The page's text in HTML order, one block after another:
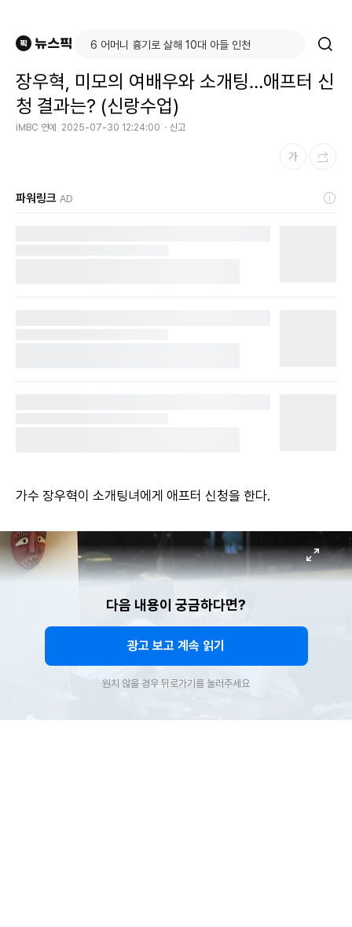
장우혁, 미모의 여배우와 소개팅…애프터 신
청 결과는? (신랑수업)
iMBC 연예 2025-07-30 12:24:00 신고
파워링크 AD
가수 장우혁이 소개팅녀에게 애프터 신청을 한다.
다음 내용이 궁금하다면?
광고 보고 계속 읽기
원치 않을 경우 뒤로가기를 눌러주세요